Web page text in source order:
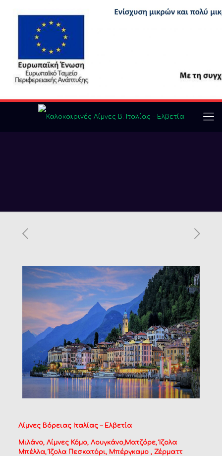
Λίμνες Βόρειας Ιταλίας – Ελβετία
Μιλάνο, Λίμνες Κόμο, Λουγκάνο,Ματζόρε, Ίζολα
Μπέλλα, Ίζολα Πεσκατόρι, Μπέργκαμο , Ζέρματτ